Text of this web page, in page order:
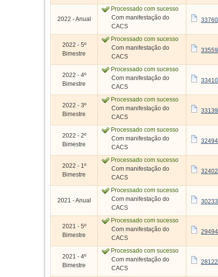
2022 - Anual
Processado com sucesso
Com manifestação do
CACS
2022 - 5º
Bimestre
Processado com sucesso
Com manifestação do
CACS
2022 - 4º
Bimestre
Processado com sucesso
Com manifestação do
CACS
2022 - 3º
Bimestre
Processado com sucesso
Com manifestação do
CACS
2022 - 2º
Bimestre
Processado com sucesso
Com manifestação do
CACS
2022 - 1º
Bimestre
Processado com sucesso
Com manifestação do
CACS
2021 - Anual
Processado com sucesso
Com manifestação do
CACS
2021 - 5º
Bimestre
Processado com sucesso
Com manifestação do
CACS
2021 - 4º
Bimestre
Processado com sucesso
Com manifestação do
CACS